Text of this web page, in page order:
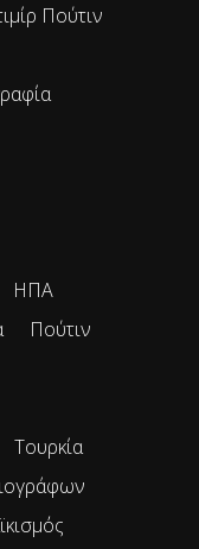
Πούτιν
ΗΠΑ
Πούτιν
Τουρκία